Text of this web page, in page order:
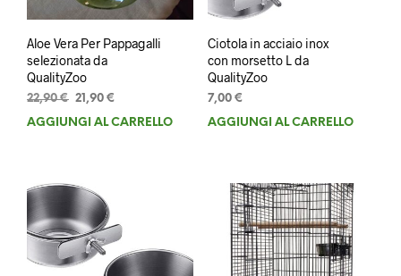
Aloe Vera Per Pappagalli
selezionata da
QualityZoo
22,90€ Il
prezzo
21,90 €
prezzo
AGGIUNGI AL CARRELLO
Ciotola in acciaio inox
con morsetto L da
QualityZoo
7,00 €
AGGIUNGI AL CARRELLO